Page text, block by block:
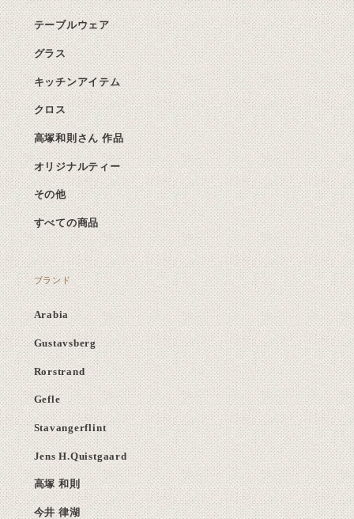
テーブルウェア
グラス
キッチンアイテム
クロス
高塚和則さん 作品
オリジナルティー
その他
すべての商品
ブランド
Arabia
Gustavsberg
Rorstrand
Gefle
Stavangerflint
Jens H.Quistgaard
高塚 和則
今井 律湖